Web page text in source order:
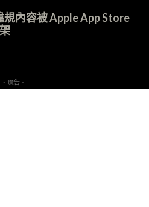
內容被 Apple App Store
- 廣告 -